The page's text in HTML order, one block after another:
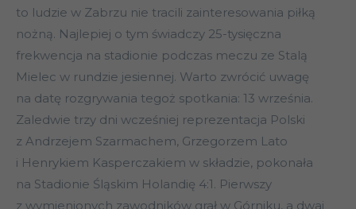
to ludzie w Zabrzu nie tracili zainteresowania piłką
nożną. Najlepiej o tym świadczy 25-tysięczna
frekwencja na stadionie podczas meczu ze Stalą
Mielec w rundzie jesiennej. Warto zwrócić uwagę
na datę rozgrywania tegoż spotkania: 13 września.
Zaledwie trzy dni wcześniej reprezentacja Polski
z Andrzejem Szarmachem, Grzegorzem Lato
i Henrykiem Kasperczakiem w składzie, pokonała
na Stadionie Śląskim Holandię 4:1. Pierwszy
z wymienionych zawodników grał w Górniku, a dwaj